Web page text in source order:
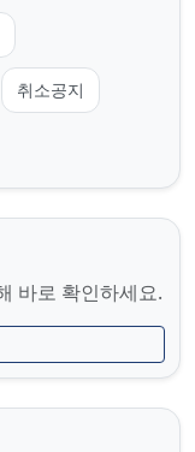
취소공지
바로 확인하세요.